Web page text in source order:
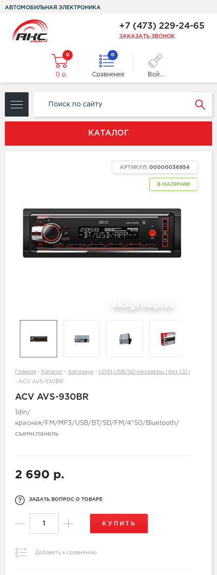
АВТОМОБИЛЬНАЯ ЭЛЕКТРОНИКА
+7 (473) 229-24-65
ЗАКАЗАТЬ ЗВОНОК
0
0 р.
0
Сравнение Войти
КАТАЛОГ
В НАЛИЧИИ
АРТИКУЛ: 00000036954
Главная - Каталог - Автозвук -
1-DIN USB/SD-ресиверы (без CD)
- ACV AVS-930BR
ACV AVS-930BR
1din/
красная/FM/MP3/USB/BT/SD/FM/4*50/Bluetooth/
съемн.панель
2 690 р.
ЗАДАТЬ ВОПРОС О ТОВАРЕ
КУПИТЬ
Добавить к сравнению